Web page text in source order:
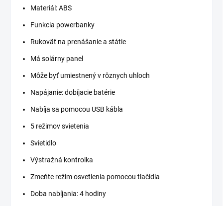
Materiál: ABS
Funkcia powerbanky
Rukoväť na prenášanie a státie
Má solárny panel
Môže byť umiestnený v rôznych uhloch
Napájanie: dobíjacie batérie
Nabíja sa pomocou USB kábla
5 režimov svietenia
Svietidlo
Výstražná kontrolka
Zmeňte režim osvetlenia pomocou tlačidla
Doba nabíjania: 4 hodiny